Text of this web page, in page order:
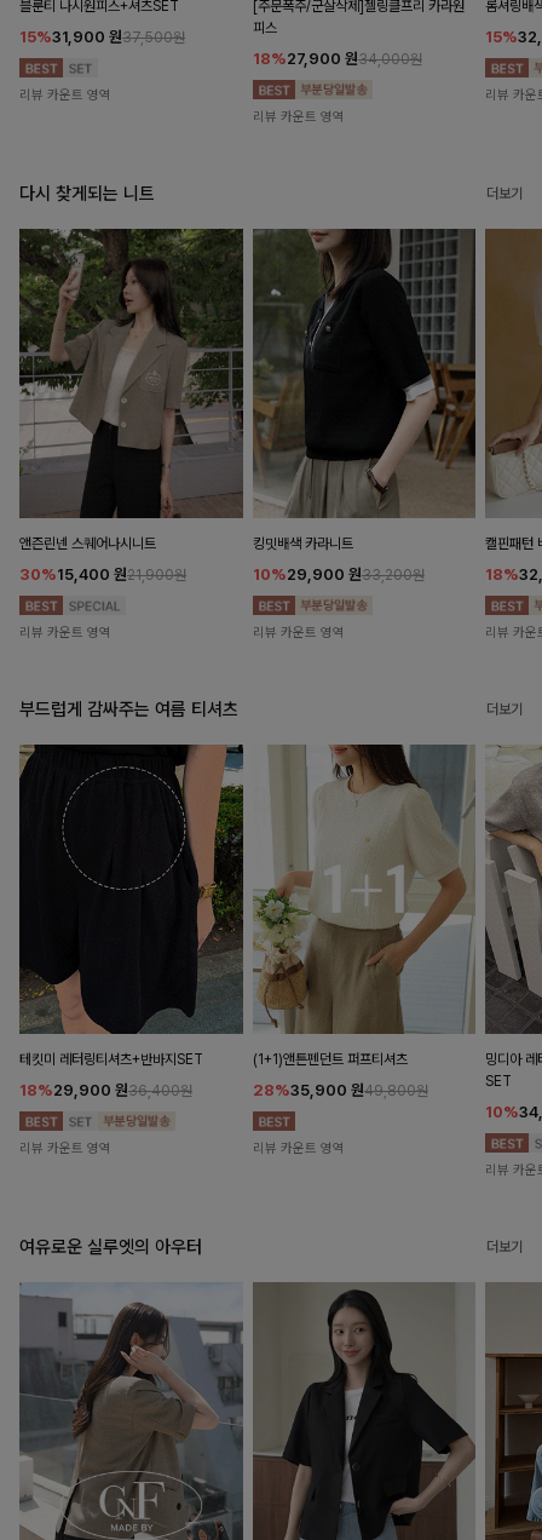
블룬티 나시원피스+셔츠SET
15%31,900 원37,500원
리뷰 카운트 영역
[주문폭주/군살삭제]젤링클프리 카라원
피스
18%27,900 원34,000원
리뷰 카운트 영역
롬셔링배
15%
리뷰 카운
다시 찾게되는 니트 더보기
앤즌린넨 스퀘어나시니트
30%15,400 원21,900원
리뷰 카운트 영역
킹밋배색 카라니트
10%29,900 원33,200원
리뷰 카운트 영역
캘핀패턴
18%
리뷰 카운
부드럽게 감싸주는 여름 티셔츠 더보기
테킷미 레터링티셔츠+반바지SET
18%29,900 원36,400원
리뷰 카운트 영역
(1+1)앤튼펜던트 퍼프티셔츠
28%35,900 원49,800원
리뷰 카운트 영역
밍디아 레
SET
10%
리뷰 카운
여유로운 실루엣의 아우터 더보기